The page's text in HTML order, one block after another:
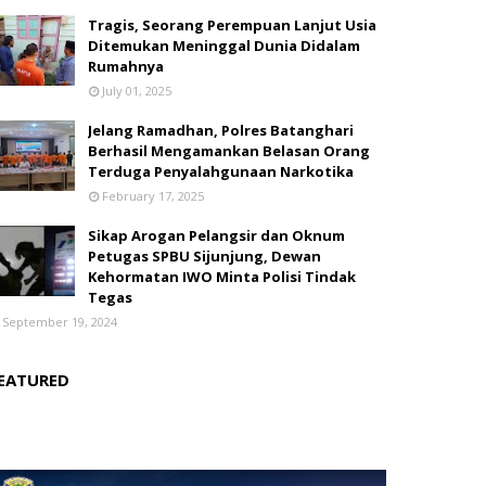
Tragis, Seorang Perempuan Lanjut Usia
Ditemukan Meninggal Dunia Didalam
Rumahnya
July 01, 2025
Jelang Ramadhan, Polres Batanghari
Berhasil Mengamankan Belasan Orang
Terduga Penyalahgunaan Narkotika
February 17, 2025
Sikap Arogan Pelangsir dan Oknum
Petugas SPBU Sijunjung, Dewan
Kehormatan IWO Minta Polisi Tindak
Tegas
September 19, 2024